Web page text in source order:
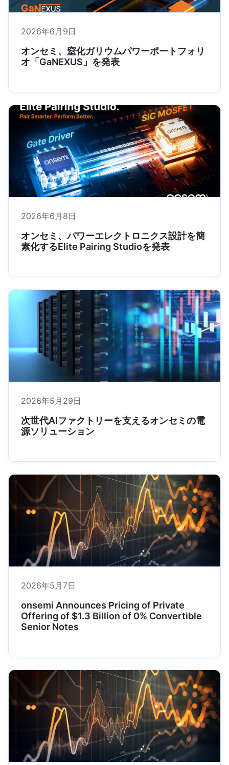
2026年6月9日
オンセミ、窒化ガリウムパワーポートフォリ
オ「GaNEXUS」を発表
2026年6月8日
オンセミ、パワーエレクトロニクス設計を簡
素化するElite Pairing Studioを発表
2026年5月29日
次世代AIファクトリーを支えるオンセミの電
源ソリューション
2026年5月7日
onsemi Announces Pricing of Private
Offering of $1.3 Billion of 0% Convertible
Senior Notes